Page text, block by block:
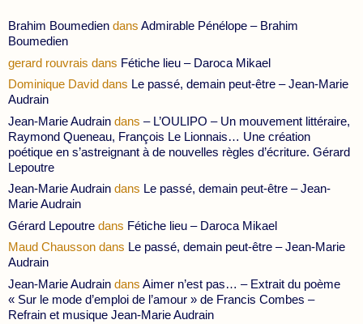
Brahim Boumedien dans Admirable Pénélope – Brahim
Boumedien
gerard rouvrais dans Fétiche lieu – Daroca Mikael
Dominique David dans Le passé, demain peut-être – Jean-Marie
Audrain
Jean-Marie Audrain dans – L’OULIPO – Un mouvement littéraire,
Raymond Queneau, François Le Lionnais… Une création
poétique en s’astreignant à de nouvelles règles d’écriture. Gérard
Lepoutre
Jean-Marie Audrain dans Le passé, demain peut-être – Jean-
Marie Audrain
Gérard Lepoutre dans Fétiche lieu – Daroca Mikael
Maud Chausson dans Le passé, demain peut-être – Jean-Marie
Audrain
Jean-Marie Audrain dans Aimer n’est pas… – Extrait du poème
« Sur le mode d’emploi de l’amour » de Francis Combes –
Refrain et musique Jean-Marie Audrain